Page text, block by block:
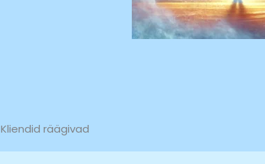
Kliendid räägivad